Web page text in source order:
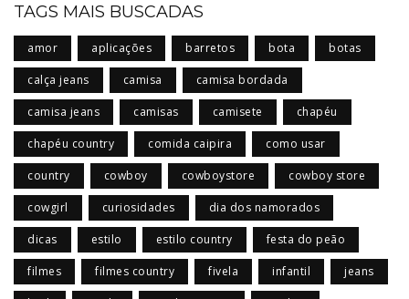
TAGS MAIS BUSCADAS
amor aplicações barretos bota botas
calça jeans camisa camisa bordada
camisa jeans camisas camisete chapéu
chapéu country comida caipira como usar
country cowboy cowboystore cowboy store
cowgirl curiosidades dia dos namorados
dicas estilo estilo country festa do peão
filmes filmes country fivela infantil jeans